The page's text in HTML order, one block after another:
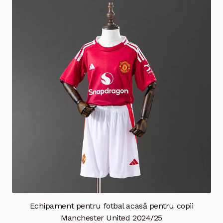
alese
în
pagina
produsului.
Echipament pentru fotbal acasă pentru copii
Manchester United 2024/25